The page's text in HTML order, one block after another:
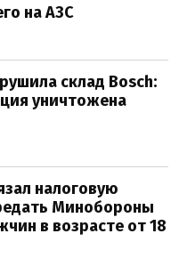
на АЗС
склад Bosch:
уничтожена
налоговую
Минобороны
в возрасте от 18